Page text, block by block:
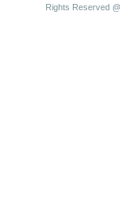
Rights Reserved